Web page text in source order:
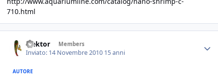
710.html
elektor Members
Inviato: 14 Novembre 2010 15 anni
AUTORE